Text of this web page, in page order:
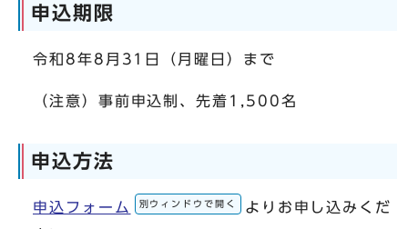
申込期限
令和8年8月31日（月曜日）まで
（注意）事前申込制、先着1,500名
申込方法
申込フォーム 別ウィンドウで開く
よりお申し込みくだ